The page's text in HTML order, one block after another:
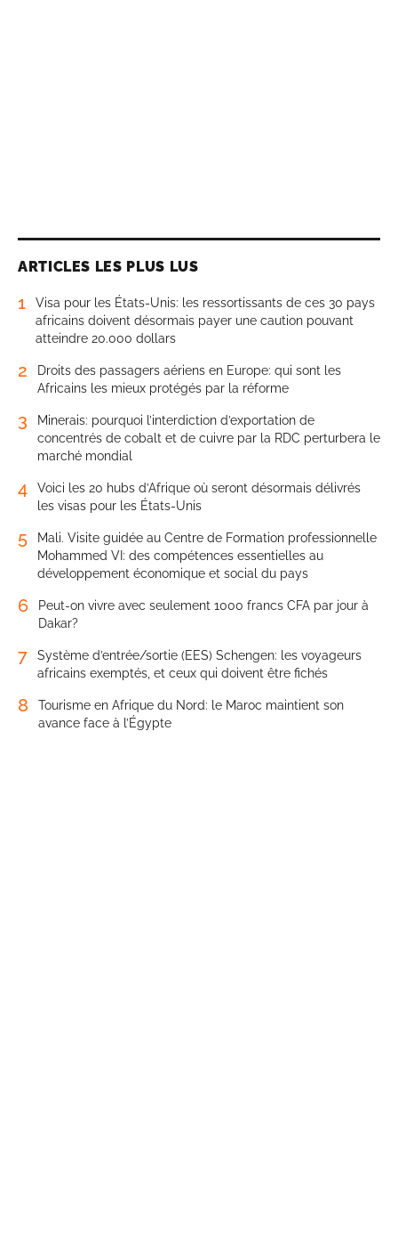
ARTICLES LES PLUS LUS
1
Visa pour les États-Unis: les ressortissants de ces 30 pays
africains doivent désormais payer une caution pouvant
atteindre 20.000 dollars
2
Droits des passagers aériens en Europe: qui sont les
Africains les mieux protégés par la réforme
3
Minerais: pourquoi l’interdiction d’exportation de
concentrés de cobalt et de cuivre par la RDC perturbera le
marché mondial
4
Voici les 20 hubs d’Afrique où seront désormais délivrés
les visas pour les États-Unis
5
Mali. Visite guidée au Centre de Formation professionnelle
Mohammed VI: des compétences essentielles au
développement économique et social du pays
6
Peut-on vivre avec seulement 1000 francs CFA par jour à
Dakar?
7
Système d’entrée/sortie (EES) Schengen: les voyageurs
africains exemptés, et ceux qui doivent être fichés
8
Tourisme en Afrique du Nord: le Maroc maintient son
avance face à l’Égypte